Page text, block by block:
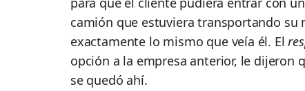
camión que estuviera transportando su
exactamente lo mismo que veía él. El
opción a la empresa anterior, le dijeron
se quedó ahí.